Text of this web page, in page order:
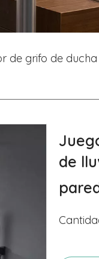
de grifo de
de